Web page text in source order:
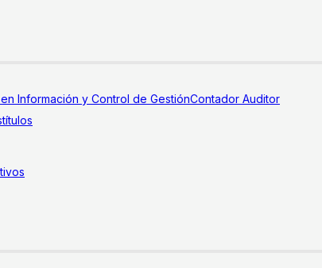
Información y Control de GestiónContador Auditor